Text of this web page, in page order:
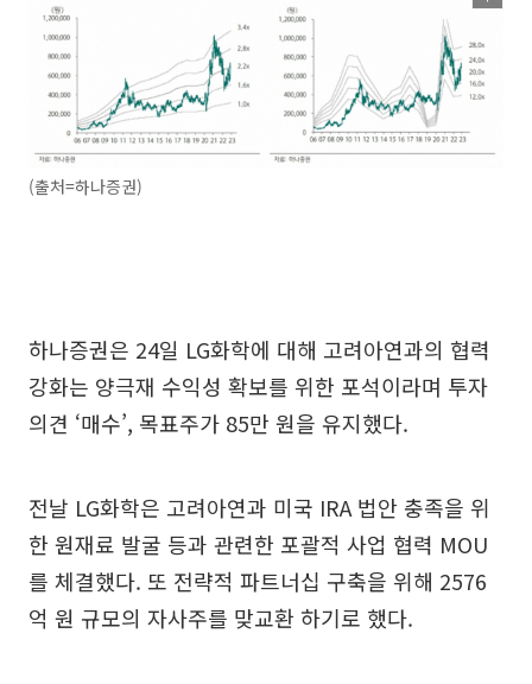
(출처=하나증권)
하나증권은 24일 LG화학에 대해 고려아연과의 협력
강화는 양극재 수익성 확보를 위한 포석이라며 투자
의견 ‘매수’, 목표주가 85만 원을 유지했다.
전날 LG화학은 고려아연과 미국 IRA 법안 충족을 위
한 원재료 발굴 등과 관련한 포괄적 사업 협력 MOU
를 체결했다. 또 전략적 파트너십 구축을 위해 2576
억 원 규모의 자사주를 맞교환 하기로 했다.